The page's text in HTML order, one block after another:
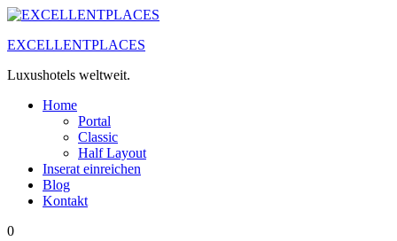
Zum
springen
EXCELLENTPLACES
Luxushotels weltweit.
Home
Portal
Classic
Half Layout
Inserat einreichen
Blog
Kontakt
0